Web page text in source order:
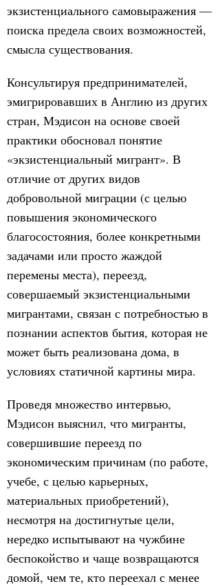
экзистенциального самовыражения —
поиска предела своих возможностей,
смысла существования.
Консультируя предпринимателей,
эмигрировавших в Англию из других
стран, Мэдисон на основе своей
практики обосновал понятие
«экзистенциальный мигрант». В
отличие от других видов
добровольной миграции (с целью
повышения экономического
благосостояния, более конкретными
задачами или просто жаждой
перемены места), переезд,
совершаемый экзистенциальными
мигрантами, связан с потребностью в
познании аспектов бытия, которая не
может быть реализована дома, в
условиях статичной картины мира.
Проведя множество интервью,
Мэдисон выяснил, что мигранты,
совершившие переезд по
экономическим причинам (по работе,
учебе, с целью карьерных,
материальных приобретений),
несмотря на достигнутые цели,
нередко испытывают на чужбине
беспокойство и чаще возвращаются
домой, чем те, кто переехал с менее